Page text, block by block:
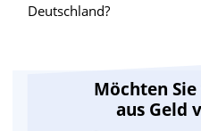
Deutschland?
Möchten
aus Geld